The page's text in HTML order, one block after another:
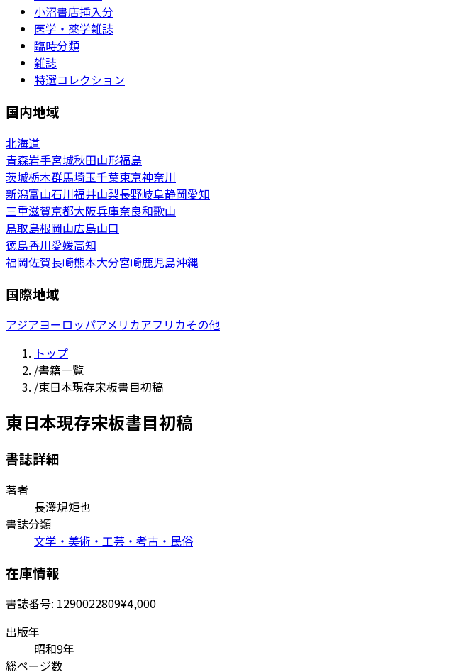
小沼書店挿入分
医学・薬学雑誌
臨時分類
雑誌
特選コレクション
国内地域
北海道
青森岩手宮城秋田山形福島
茨城栃木群馬埼玉千葉東京神奈川
新潟富山石川福井山梨長野岐阜静岡愛知
三重滋賀京都大阪兵庫奈良和歌山
鳥取島根岡山広島山口
徳島香川愛媛高知
福岡佐賀長崎熊本大分宮崎鹿児島沖縄
国際地域
アジアヨーロッパアメリカアフリカその他
トップ
/書籍一覧
/東日本現存宋板書目初稿
東日本現存宋板書目初稿
書誌詳細
著者
長澤規矩也
書誌分類
文学・美術・工芸・考古・民俗
在庫情報
書誌番号: 1290022809¥4,000
出版年
昭和9年
総ページ数